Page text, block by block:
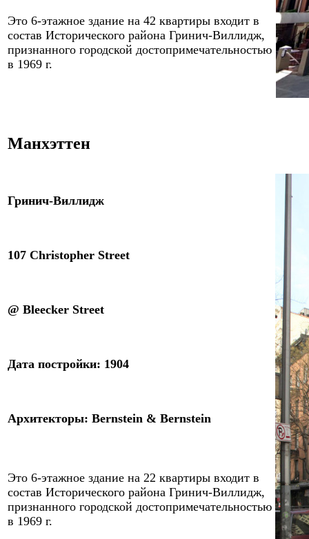
Это 6-этажное здание на 42 квартиры входит в
состав Исторического района Гринич-Виллидж,
признанного городской достопримечательностью
в 1969 г.
Манхэттен
Гринич-Виллидж
107 Christopher Street
@ Bleecker Street
Дата постройки: 1904
Архитекторы: Bernstein & Bernstein
Это 6-этажное здание на 22 квартиры входит в
состав Исторического района Гринич-Виллидж,
признанного городской достопримечательностью
в 1969 г.